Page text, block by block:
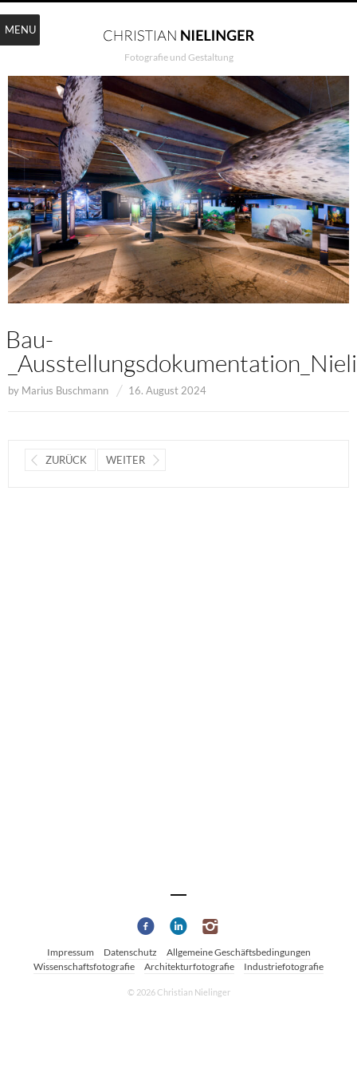
Fotografie und Gestaltung
Bau-
by Marius Buschmann 16. August 2024
ZURÜCK WEITER
Impressum Datenschutz
Allgemeine Geschäftsbedingungen
Wissenschaftsfotografie
Architekturfotografie Industriefotografie
© 2026 Christian Nielinger
MENU